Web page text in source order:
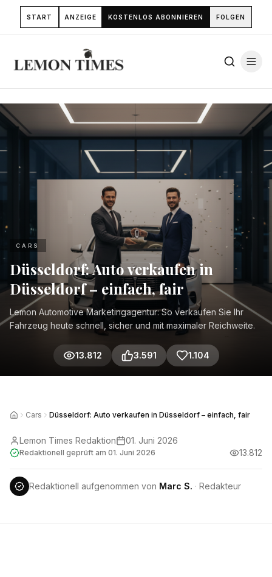
START ANZEIGE KOSTENLOS ABONNIEREN FOLGEN
CARS
Düsseldorf: Auto verkaufen in
Düsseldorf – einfach, fair
Lemon Automotive Marketingagentur: So verkaufen Sie Ihr
Fahrzeug heute schnell, sicher und mit maximaler Reichweite.
13.812 3.591 1.104
Cars Düsseldorf: Auto verkaufen in Düsseldorf – einfach, fair
Lemon Times Redaktion 01. Juni 2026
Redaktionell geprüft am 01. Juni 2026 13.812
Redaktionell aufgenommen von Marc S. · Redakteur